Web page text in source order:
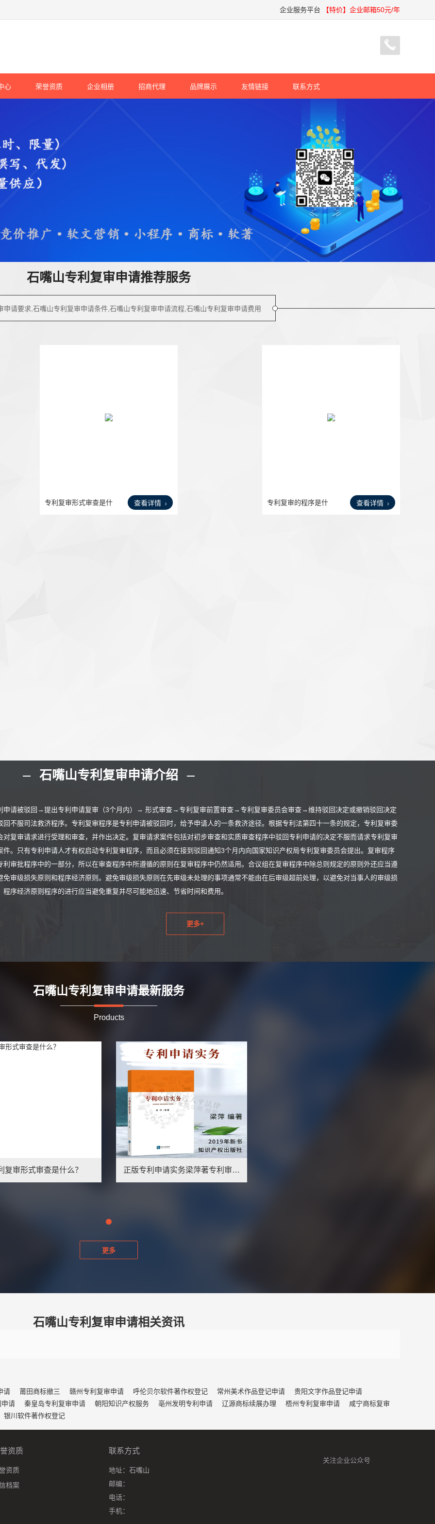
企业服务平台 【特价】企业邮箱50元/年
心 荣誉资质 企业相册 招商代理 品牌展示 友情链接 联系方式
石嘴山专利复审申请推荐服务
申请要求,石嘴山专利复审申请条件,石嘴山专利复审申请流程,石嘴山专利复审申请费用
查看详情
专利复审形式审查是什
查看详情
专利复审的程序是什
石嘴山专利复审申请介绍
申请被驳回→提出专利申请复审（3个月内）→ 形式审查→专利复审前置审查→专利复审委员会审查→维持驳回决定或撤销驳回决定
不服司法救济程序。专利复审程序是专利申请被驳回时，给予申请人的一条救济途径。根据专利法第四十一条的规定，专利复审委
对复审请求进行受理和审查，并作出决定。复审请求案件包括对初步审查和实质审查程序中驳回专利申请的决定不服而请求专利复审
件。只有专利申请人才有权启动专利复审程序，而且必须在接到驳回通知3个月内向国家知识产权局专利复审委员会提出。复审程序
利审批程序中的一部分，所以在审查程序中所遵循的原则在复审程序中仍然适用。合议组在复审程序中除总则规定的原则外还应当遵
免审级损失原则和程序经济原则。避免审级损失原则在先审级未处理的事项通常不能由在后审级超前处理，以避免对当事人的审级损
程序经济原则程序的进行应当避免重复并尽可能地迅速、节省时间和费用。
更多+
石嘴山专利复审申请最新服务
Products
复审形式审查是什么？ 正版专利申请实务梁萍著专利审查专利复审典型案例集实用性和指导性为一体的工具类图书知识产权出版社9787513059305
更多
石嘴山专利复审申请相关资讯
请 莆田商标撤三 赣州专利复审申请 呼伦贝尔软件著作权登记 常州美术作品登记申请
贵阳文字作品登记申请
申请
秦皇岛专利复审申请 朝阳知识产权服务 亳州发明专利申请 辽源商标续展办理 梧州专利复审申请
咸宁商标复审
银川软件著作权登记
资质
资质
档案
联系方式
地址： 石嘴山
邮编：
电话：
手机：
关注企业公众号